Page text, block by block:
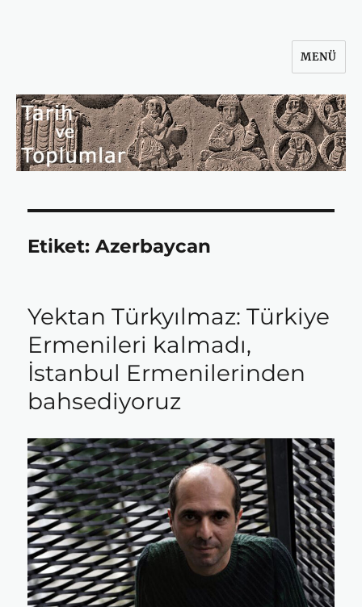
MENÜ
Etiket:Azerbaycan
Yektan Türkyılmaz: Türkiye
Ermenileri kalmadı,
İstanbul Ermenilerinden
bahsediyoruz